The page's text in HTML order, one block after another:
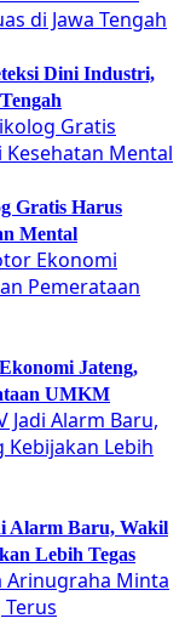
Dini Industri,
Gratis Harus
Mental
Jateng,
UMKM
Alarm Baru, Wakil
Lebih Tegas